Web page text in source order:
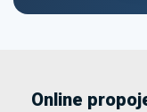
Online